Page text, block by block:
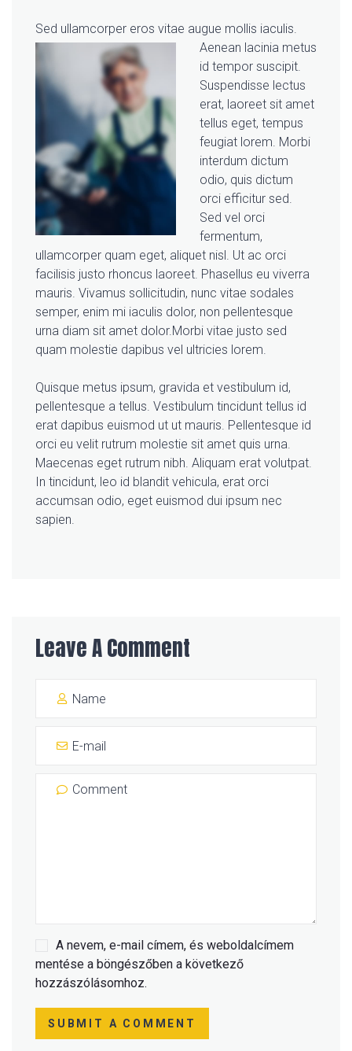
Sed ullamcorper eros vitae augue mollis iaculis.
Aenean lacinia metus
id tempor suscipit.
Suspendisse lectus
erat, laoreet sit amet
tellus eget, tempus
feugiat lorem. Morbi
interdum dictum
odio, quis dictum
orci efficitur sed.
Sed vel orci
fermentum,
ullamcorper quam eget, aliquet nisl. Ut ac orci
facilisis justo rhoncus laoreet. Phasellus eu viverra
mauris. Vivamus sollicitudin, nunc vitae sodales
semper, enim mi iaculis dolor, non pellentesque
urna diam sit amet dolor.Morbi vitae justo sed
quam molestie dapibus vel ultricies lorem.
Quisque metus ipsum, gravida et vestibulum id,
pellentesque a tellus. Vestibulum tincidunt tellus id
erat dapibus euismod ut ut mauris. Pellentesque id
orci eu velit rutrum molestie sit amet quis urna.
Maecenas eget rutrum nibh. Aliquam erat volutpat.
In tincidunt, leo id blandit vehicula, erat orci
accumsan odio, eget euismod dui ipsum nec
sapien.
Leave A Comment
A nevem, e-mail címem, és weboldalcímem
mentése a böngészőben a következő
hozzászólásomhoz.
SUBMIT A COMMENT